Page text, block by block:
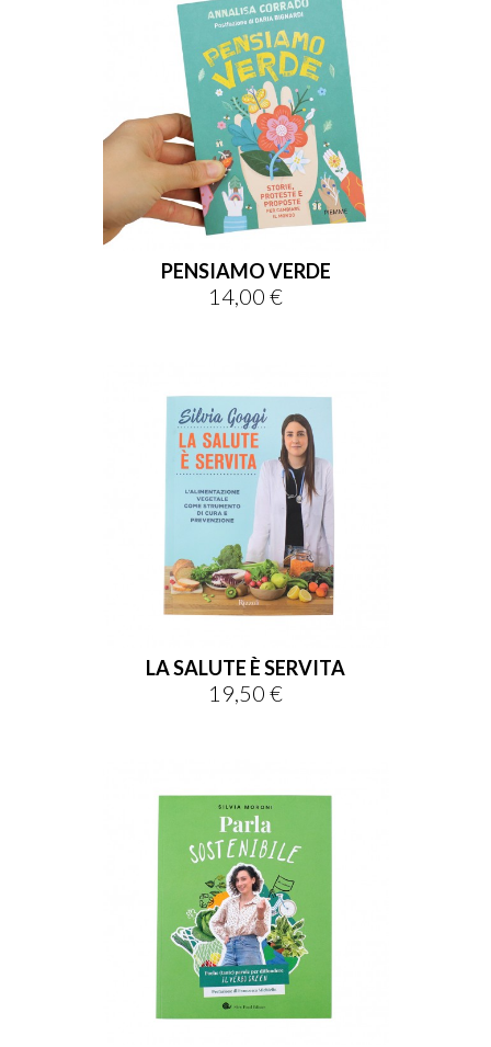
PENSIAMO VERDE
Prezzo
14,00 €
LA SALUTE È SERVITA
Prezzo
19,50 €